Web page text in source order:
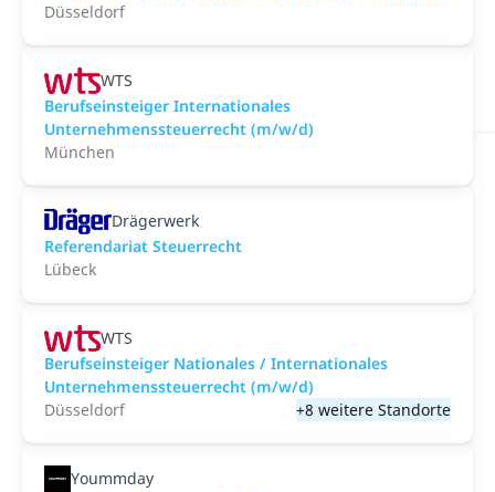
Düsseldorf
WTS
Berufseinsteiger Internationales
Unternehmenssteuerrecht (m/w/d)
München
Drägerwerk
Referendariat Steuerrecht
Lübeck
WTS
Berufseinsteiger Nationales / Internationales
Unternehmenssteuerrecht (m/w/d)
Düsseldorf
+8 weitere Standorte
Yoummday